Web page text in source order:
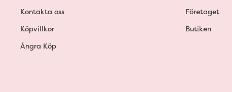
Kontakta oss
Köpvillkor
Ångra Köp
Företaget
Butiken